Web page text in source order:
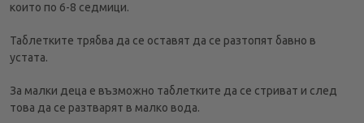
които по 6-8 седмици.
Таблетките трябва да се оставят да се разтопят бавно в
устата.
За малки деца е възможно таблетките да се стриват и след
това да се разтварят в малко вода.